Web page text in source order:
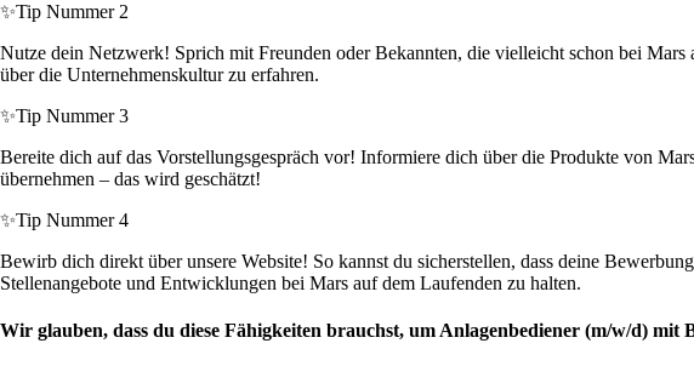
✨Tip Nummer 2
Nutze dein Netzwerk! Sprich mit Freunden oder Bekannten, die vielleicht schon bei
über die Unternehmenskultur zu erfahren.
✨Tip Nummer 3
Bereite dich auf das Vorstellungsgespräch vor! Informiere dich über die Produkte von
übernehmen – das wird geschätzt!
✨Tip Nummer 4
Bewirb dich direkt über unsere Website! So kannst du sicherstellen, dass deine
Stellenangebote und Entwicklungen bei Mars auf dem Laufenden zu halten.
Wir glauben, dass du diese Fähigkeiten brauchst, um Anlagenbediener (m/w/d) mit